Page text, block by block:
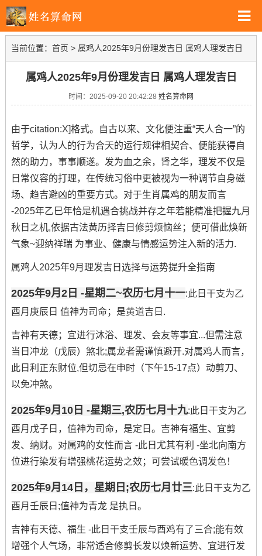
当前位置： 首页 > 属鸡人2025年9月份理发吉日 属鸡人理发吉日
属鸡人2025年9月份理发吉日 属鸡人理发吉日
时间：2025-09-20 20:42:28 姓名算命网
由于citation:X]格式。自古以来、文化便注重“天人合一”的
哲学，认为人的行为合天的运行规律相契合、便能获得自
然的助力，事事顺遂。发为血之余，肾之华，理发不仅是
日常仪容的打理，在传统习俗中更被视为一种调节自身磁
场、趋吉避凶的重要方式。对于生肖属鸡的朋友而言
-2025年乙巳年恰是机遇合挑战并存之年若能精准把握九月
秋日之机,依据古法黄历择吉日修剪烦恼丝；便可借此焕新
气象~迎纳祥瑞 为事业、健康与情感运势注入新的活力.
属鸡人2025年9月理发吉日选择与运势提升全指南
2025年9月2日 -星期二~农历七月十一:此日干支为乙
酉月庚辰日 值神为司命；是黄道吉日.
吉神有天德；宜进行沐浴、理发、会友等事宜...但需注意
当日冲龙（戊辰）煞北;属龙者需谨慎避开.对属鸡人而言，
此日利正东财位,但切忌在申时（下午15-17点）动剪刀、
以免冲煞。
2025年9月10日 -星期三,农历七月十九:此日干支为乙
酉月戊子日，值神为司命，是定日。吉神有福生、宜剪
发、纳财。对属鸡的女性而言 -此日尤其有利 -坐北向南方
位进行染发有增强桃花运势之效；可尝试暖色调发色！
2025年9月14日，星期日;农历七月廿三:此日干支为乙
酉月壬辰日;值神为青龙 是执日。
吉神有天德、福生 -此日干支壬辰与酉鸡有了三合;能有效
增强个人气场，非常适合修剪长发以焕新运势、宜进行发